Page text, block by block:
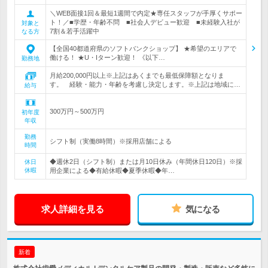
対象と
なる方
＼WEB面接1回＆最短1週間で内定★専任スタッフが手厚くサポー
ト！／■学歴・年齢不問 ■社会人デビュー歓迎 ■未経験入社が
7割＆若手活躍中
勤務地
【全国40都道府県のソフトバンクショップ】 ★希望のエリアで
働ける！ ★U・Iターン歓迎！ 《以下…
給与
月給200,000円以上※上記はあくまでも最低保障額となりま
す。 経験・能力・年齢を考慮し決定します。※上記は地域に…
初年度
年収
300万円～500万円
勤務
時間
シフト制（実働8時間）※採用店舗による
休日
休暇
◆週休2日（シフト制）または月10日休み（年間休日120日）※採
用企業による◆有給休暇◆夏季休暇◆年…
求人詳細を見る 気になる
新着